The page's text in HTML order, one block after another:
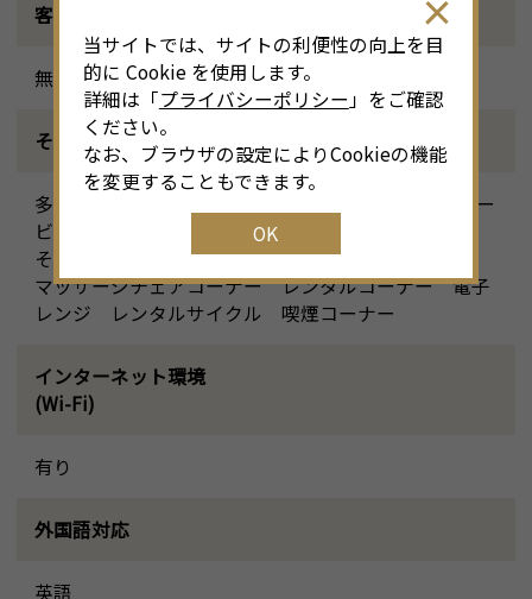
客室以外の授乳室
無し
その他設備
多目的トイレ, 大浴場, ジム, サウナ, クリーニングサー
ビス, コインランドリー, 自動販売機, コピー機, FAX,
その他
マッサージチェアコーナー レンタルコーナー 電子
レンジ レンタルサイクル 喫煙コーナー
インターネット環境
(Wi-Fi)
有り
外国語対応
英語
当サイトでは、サイトの利便性の向上を目
的に Cookie を使用します。
詳細は「プライバシーポリシー 」をご確認
ください。
なお、ブラウザの設定によりCookieの機能
を変更することもできます。
OK